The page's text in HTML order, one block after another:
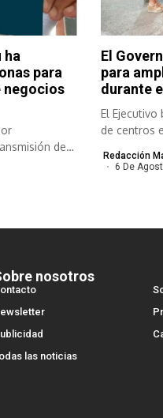
ha
para
negocios
de
El
para
durante
El
de centros
Redacción
6 De
nosotros
las noticias